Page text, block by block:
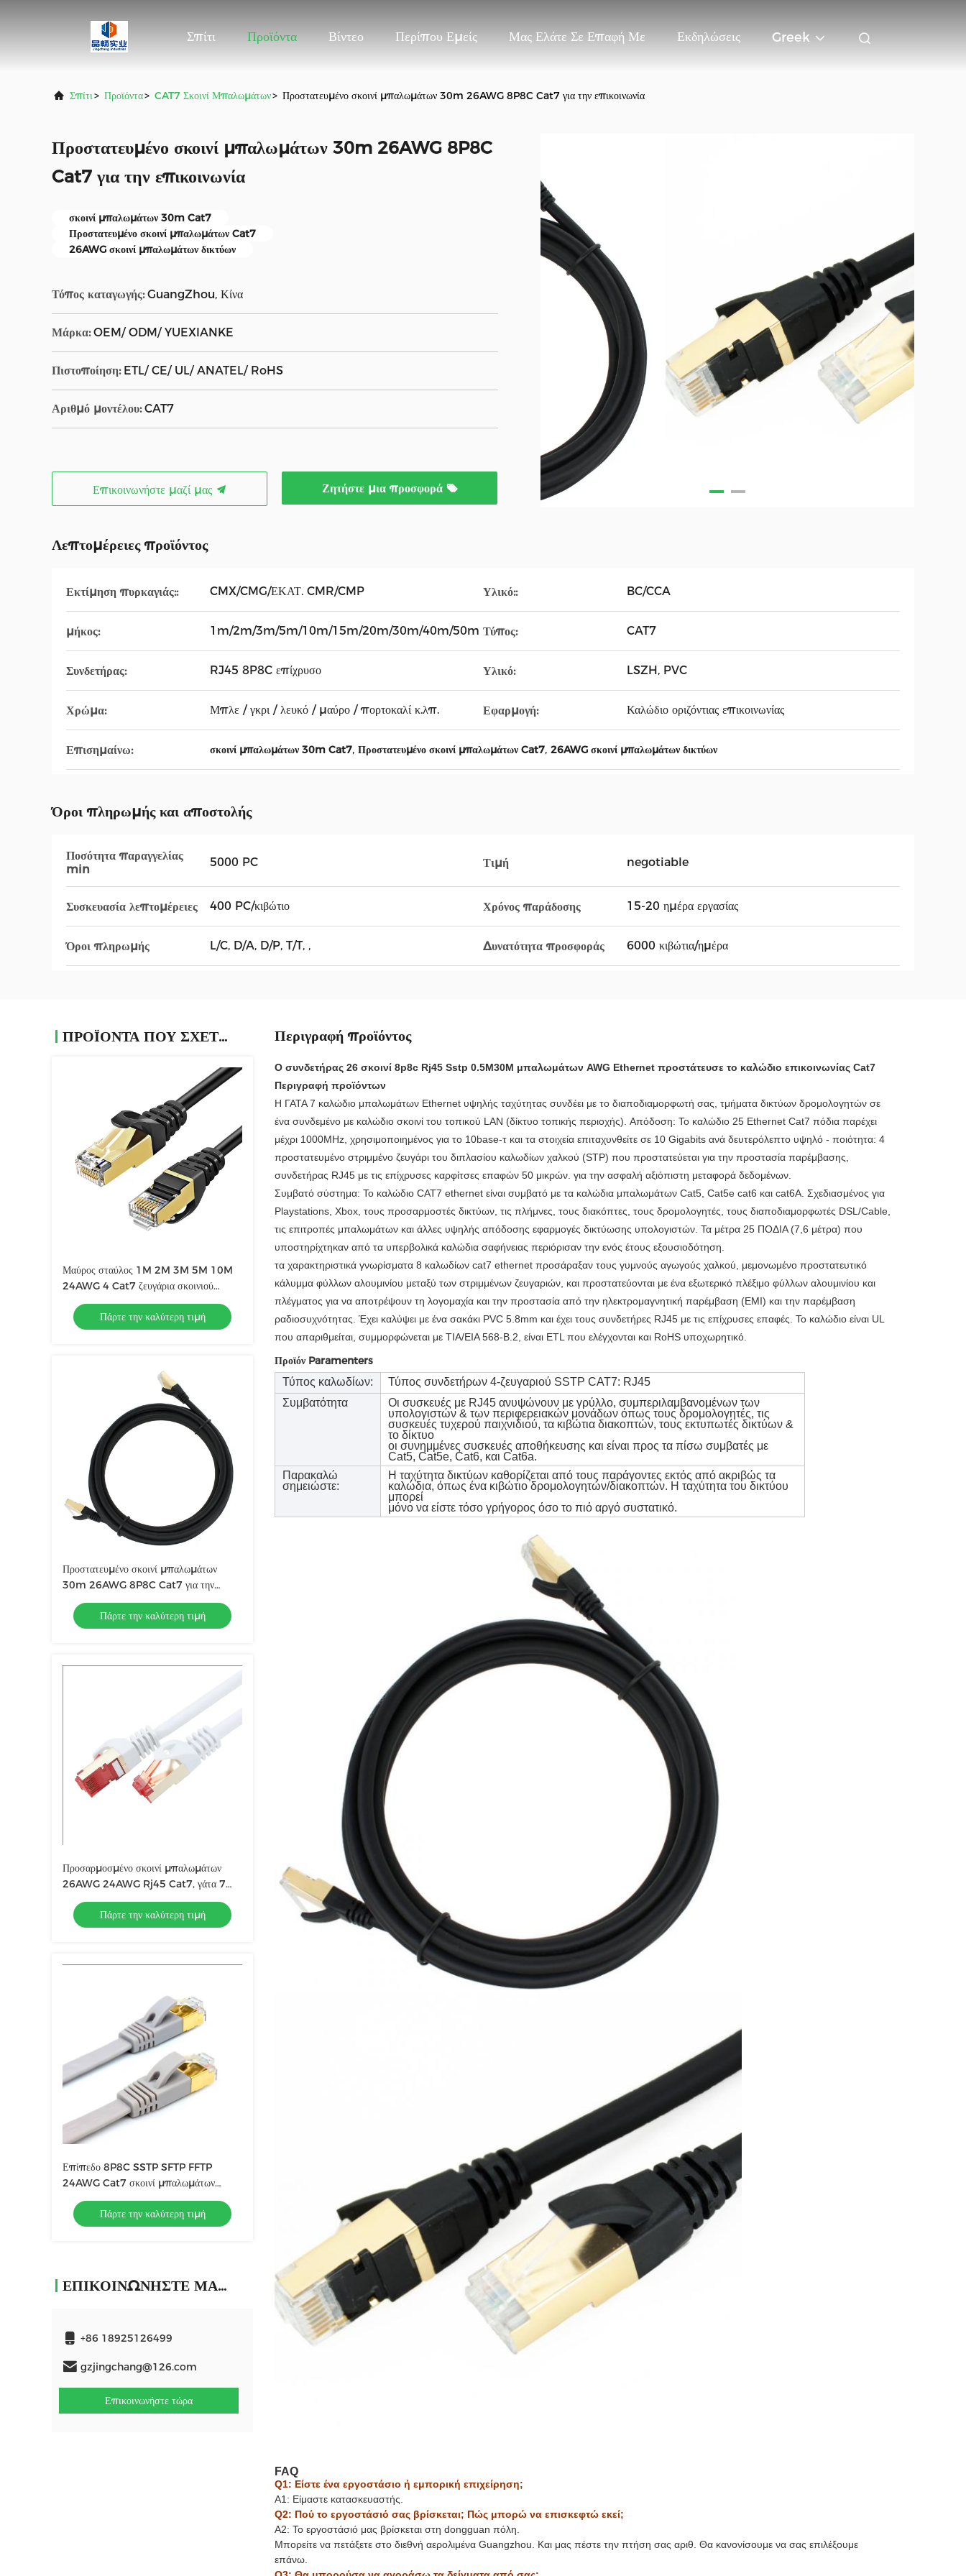
Σπίτι Προϊόντα Βίντεο Περίπου Εμείς Μας Ελάτε Σε Επαφή Με Εκδηλώσεις Greek
Σπίτι> Προϊόντα> CAT7 Σκοινί Μπαλωμάτων> Προστατευμένο σκοινί μπαλωμάτων 30m 26AWG 8P8C Cat7 για την επικοινωνία
Προστατευμένο σκοινί μπαλωμάτων 30m 26AWG 8P8C
Cat7 για την επικοινωνία
σκοινί μπαλωμάτων 30m Cat7
Προστατευμένο σκοινί μπαλωμάτων Cat7
26AWG σκοινί μπαλωμάτων δικτύων
Τόπος καταγωγής: GuangZhou, Κίνα
Μάρκα: OEM/ ODM/ YUEXIANKE
Πιστοποίηση: ETL/ CE/ UL/ ANATEL/ RoHS
Αριθμό μοντέλου: CAT7
Επικοινωνήστε μαζί μας Ζητήστε μια προσφορά
Λεπτομέρειες προϊόντος
Εκτίμηση πυρκαγιάς:: CMX/CMG/ΕΚΑΤ. CMR/CMP Υλικό:: BC/CCA
μήκος: 1m/2m/3m/5m/10m/15m/20m/30m/40m/50m Τύπος: CAT7
Συνδετήρας: RJ45 8P8C επίχρυσο Υλικό: LSZH, PVC
Χρώμα: Μπλε / γκρι / λευκό / μαύρο / πορτοκαλί κ.λπ. Εφαρμογή: Καλώδιο οριζόντιας επικοινωνίας
Επισημαίνω: σκοινί μπαλωμάτων 30m Cat7, Προστατευμένο σκοινί μπαλωμάτων Cat7, 26AWG σκοινί μπαλωμάτων δικτύων
Όροι πληρωμής και αποστολής
Ποσότητα παραγγελίας
min
5000 PC Τιμή negotiable
Συσκευασία λεπτομέρειες 400 PC/κιβώτιο Χρόνος παράδοσης 15-20 ημέρα εργασίας
Όροι πληρωμής L/C, D/A, D/P, T/T, , Δυνατότητα προσφοράς 6000 κιβώτια/ημέρα
ΠΡΟΪΌΝΤΑ ΠΟΥ ΣΧΕΤΊΖΟΝΤΑΙ
Μαύρος σταύλος 1M 2M 3M 5M 10M
24AWG 4 Cat7 ζευγάρια σκοινιού
μπαλωμάτων
Πάρτε την καλύτερη τιμή
Προστατευμένο σκοινί μπαλωμάτων
30m 26AWG 8P8C Cat7 για την
επικοινωνία
Πάρτε την καλύτερη τιμή
Προσαρμοσμένο σκοινί μπαλωμάτων
26AWG 24AWG Rj45 Cat7, γάτα 7
καλώδιο δικτύων
Πάρτε την καλύτερη τιμή
Επίπεδο 8P8C SSTP SFTP FFTP
24AWG Cat7 σκοινί μπαλωμάτων
υψηλής ταχύτητας
Πάρτε την καλύτερη τιμή
ΕΠΙΚΟΙΝΩΝΉΣΤΕ ΜΑΖΊ ΜΑΣ
+86 18925126499
gzjingchang@126.com
Επικοινωνήστε τώρα
Περιγραφή προϊόντος
Ο συνδετήρας 26 σκοινί 8p8c Rj45 Sstp 0.5M30M μπαλωμάτων AWG Ethernet προστάτευσε το καλώδιο επικοινωνίας Cat7
Περιγραφή προϊόντων
Η ΓΑΤΑ 7 καλώδιο μπαλωμάτων Ethernet υψηλής ταχύτητας συνδέει με το διαποδιαμορφωτή σας, τμήματα δικτύων δρομολογητών σε
ένα συνδεμένο με καλώδιο σκοινί του τοπικού LAN (δίκτυο τοπικής περιοχής). Απόδοση: Το καλώδιο 25 Ethernet Cat7 πόδια παρέχει
μέχρι 1000MHz, χρησιμοποιημένος για το 10base-τ και τα στοιχεία επιταχυνθείτε σε 10 Gigabits ανά δευτερόλεπτο υψηλό - ποιότητα: 4
προστατευμένο στριμμένο ζευγάρι του διπλασίου καλωδίων χαλκού (STP) που προστατεύεται για την προστασία παρέμβασης,
συνδετήρας RJ45 με τις επίχρυσες καρφίτσες επαφών 50 μικρών. για την ασφαλή αξιόπιστη μεταφορά δεδομένων.
Συμβατό σύστημα: Το καλώδιο CAT7 ethernet είναι συμβατό με τα καλώδια μπαλωμάτων Cat5, Cat5e cat6 και cat6A. Σχεδιασμένος για
Playstations, Xbox, τους προσαρμοστές δικτύων, τις πλήμνες, τους διακόπτες, τους δρομολογητές, τους διαποδιαμορφωτές DSL/Cable,
τις επιτροπές μπαλωμάτων και άλλες υψηλής απόδοσης εφαρμογές δικτύωσης υπολογιστών. Τα μέτρα 25 ΠΟΔΙΑ (7,6 μέτρα) που
υποστηρίχτηκαν από τα υπερβολικά καλώδια σαφήνειας περιόρισαν την ενός έτους εξουσιοδότηση.
τα χαρακτηριστικά γνωρίσματα 8 καλωδίων cat7 ethernet προσάραξαν τους γυμνούς αγωγούς χαλκού, μεμονωμένο προστατευτικό
κάλυμμα φύλλων αλουμινίου μεταξύ των στριμμένων ζευγαριών, και προστατεύονται με ένα εξωτερικό πλέξιμο φύλλων αλουμινίου και
πλέγματος για να αποτρέψουν τη λογομαχία και την προστασία από την ηλεκτρομαγνητική παρέμβαση (EMI) και την παρέμβαση
ραδιοσυχνότητας. Έχει καλύψει με ένα σακάκι PVC 5.8mm και έχει τους συνδετήρες RJ45 με τις επίχρυσες επαφές. Το καλώδιο είναι UL
που απαριθμείται, συμμορφώνεται με TIA/EIA 568-B.2, είναι ETL που ελέγχονται και RoHS υποχωρητικό.
Προϊόν Paramenters
Τύπος καλωδίων:
Τύπος συνδετήρων 4-ζευγαριού SSTP CAT7: RJ45
Συμβατότητα
Οι συσκευές με RJ45 ανυψώνουν με γρύλλο, συμπεριλαμβανομένων των
υπολογιστών & των περιφερειακών μονάδων όπως τους δρομολογητές, τις
συσκευές τυχερού παιχνιδιού, τα κιβώτια διακοπτών, τους εκτυπωτές δικτύων &
το δίκτυο
οι συνημμένες συσκευές αποθήκευσης και είναι προς τα πίσω συμβατές με
Cat5, Cat5e, Cat6, και Cat6a.
Παρακαλώ
σημειώστε:
Η ταχύτητα δικτύων καθορίζεται από τους παράγοντες εκτός από ακριβώς τα
καλώδια, όπως ένα κιβώτιο δρομολογητών/διακοπτών. Η ταχύτητα του δικτύου
μπορεί
μόνο να είστε τόσο γρήγορος όσο το πιό αργό συστατικό.
FAQ
Q1: Είστε ένα εργοστάσιο ή εμπορική επιχείρηση;
Α1: Είμαστε κατασκευαστής.
Q2: Πού το εργοστάσιό σας βρίσκεται; Πώς μπορώ να επισκεφτώ εκεί;
A2: Το εργοστάσιό μας βρίσκεται στη dongguan πόλη.
Μπορείτε να πετάξετε στο διεθνή αερολιμένα Guangzhou. Και μας πέστε την πτήση σας αριθ. Θα κανονίσουμε να σας επιλέξουμε
επάνω.